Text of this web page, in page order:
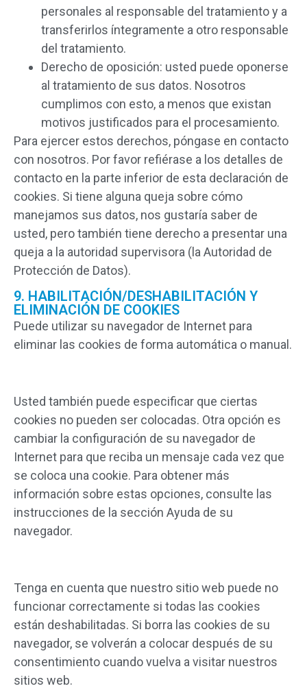
personales al responsable del tratamiento y a
transferirlos íntegramente a otro responsable
del tratamiento.
Derecho de oposición: usted puede oponerse
al tratamiento de sus datos. Nosotros
cumplimos con esto, a menos que existan
motivos justificados para el procesamiento.
Para ejercer estos derechos, póngase en contacto
con nosotros. Por favor refiérase a los detalles de
contacto en la parte inferior de esta declaración de
cookies. Si tiene alguna queja sobre cómo
manejamos sus datos, nos gustaría saber de
usted, pero también tiene derecho a presentar una
queja a la autoridad supervisora (la Autoridad de
Protección de Datos).
9. HABILITACIÓN/DESHABILITACIÓN Y
ELIMINACIÓN DE COOKIES
Puede utilizar su navegador de Internet para
eliminar las cookies de forma automática o manual.
Usted también puede especificar que ciertas
cookies no pueden ser colocadas. Otra opción es
cambiar la configuración de su navegador de
Internet para que reciba un mensaje cada vez que
se coloca una cookie. Para obtener más
información sobre estas opciones, consulte las
instrucciones de la sección Ayuda de su
navegador.
Tenga en cuenta que nuestro sitio web puede no
funcionar correctamente si todas las cookies
están deshabilitadas. Si borra las cookies de su
navegador, se volverán a colocar después de su
consentimiento cuando vuelva a visitar nuestros
sitios web.